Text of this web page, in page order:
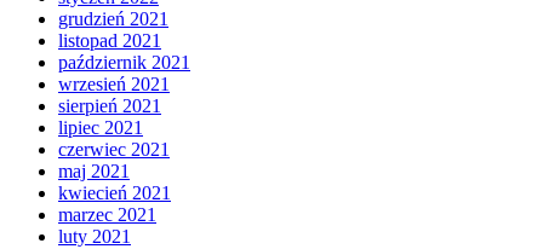
grudzień 2021
listopad 2021
październik 2021
wrzesień 2021
sierpień 2021
lipiec 2021
czerwiec 2021
maj 2021
kwiecień 2021
marzec 2021
luty 2021